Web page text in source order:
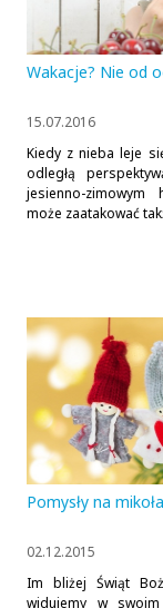
Wakacje? Nie od
15.07.2016
Kiedy z nieba leje
odległą
jesienno-zimowym
może zaatakować
Pomysły na
02.12.2015
Im bliżej Świąt
widujemy w swoim